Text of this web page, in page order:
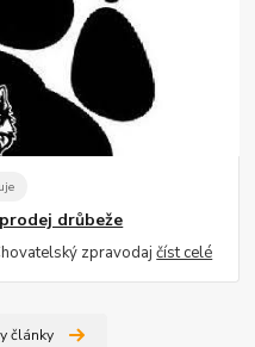
drůbeže
zpravodajčíst celé
články